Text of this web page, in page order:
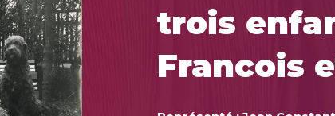
trois
Francois